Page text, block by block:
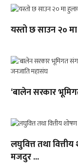
यस्तो छ साउन २० मा
‘बालेन सरकार
लघुवित्त तथा
मजदुर ...